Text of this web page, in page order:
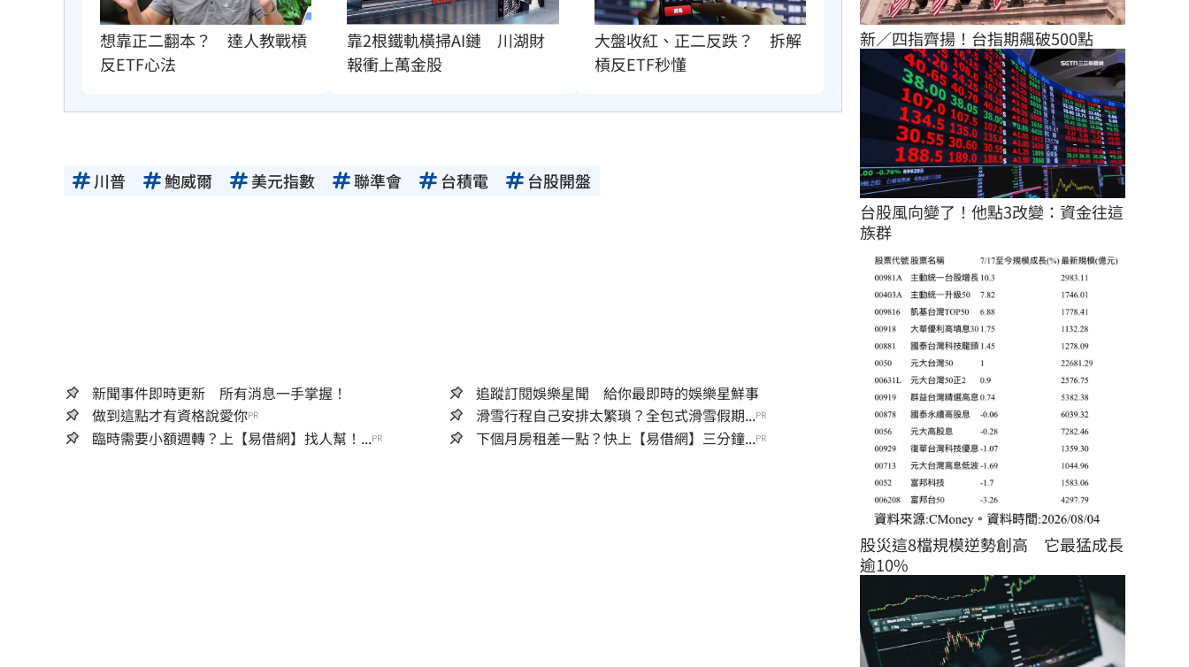
想靠正二翻本？　達人教戰槓
反ETF心法
靠2根鐵軌橫掃AI鏈　川湖財
報衝上萬金股
大盤收紅、正二反跌？　拆解
槓反ETF秒懂
川普 鮑威爾 美元指數 聯準會 台積電 台股開盤
新聞事件即時更新 所有消息一手掌握！
追蹤訂閱娛樂星聞 給你最即時的娛樂星鮮事
做到這點才有資格說愛你PR 滑雪行程自己安排太繁瑣？全包式滑雪假期...PR
臨時需要小額週轉？上【易借網】找人幫！...PR 下個月房租差一點？快上【易借網】三分鐘...PR
新／四指齊揚！台指期飆破500點
台股風向變了！他點3改變：資金往這
族群
股災這8檔規模逆勢創高　它最猛成長
逾10%